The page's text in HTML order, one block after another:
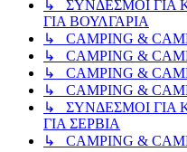
↳ ΣΥΝΔΕΣΜΟΙ ΓΙΑ
ΓΙΑ ΒΟΥΛΓΑΡΙΑ
↳ CAMPING &
↳ CAMPING &
↳ CAMPING &
↳ CAMPING &
↳ ΣΥΝΔΕΣΜΟΙ ΓΙΑ
ΓΙΑ ΣΕΡΒΙΑ
↳ CAMPING &